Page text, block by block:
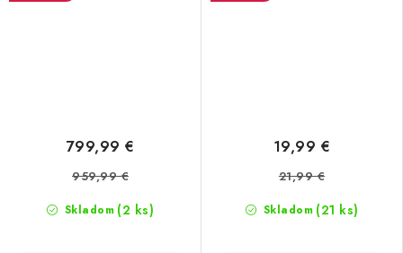
Skladom (2 ks)
799,99 €
959,99 €
Skladom (21 ks)
19,99 €
21,99 €